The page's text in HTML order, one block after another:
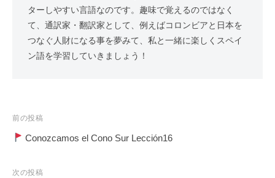
ターしやすい言語なのです。趣味で覚えるのではなく
て、通訳家・翻訳家として、例えばコロンビアと日本を
つなぐ人財になる事を夢みて、私と一緒に楽しくスペイ
ン語を学習していきましょう！
投
稿
ビ
前の投稿
Conozcamos el Cono Sur Lección16
次の投稿